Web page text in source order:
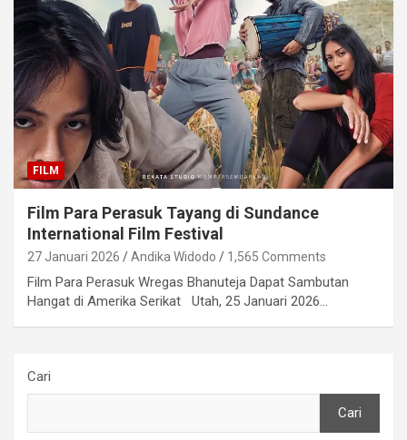
FILM
Film Para Perasuk Tayang di Sundance
International Film Festival
27 Januari 2026 Andika Widodo 1,565 Comments
Film Para Perasuk Wregas Bhanuteja Dapat Sambutan
Hangat di Amerika Serikat Utah, 25 Januari 2026…
Cari
Cari